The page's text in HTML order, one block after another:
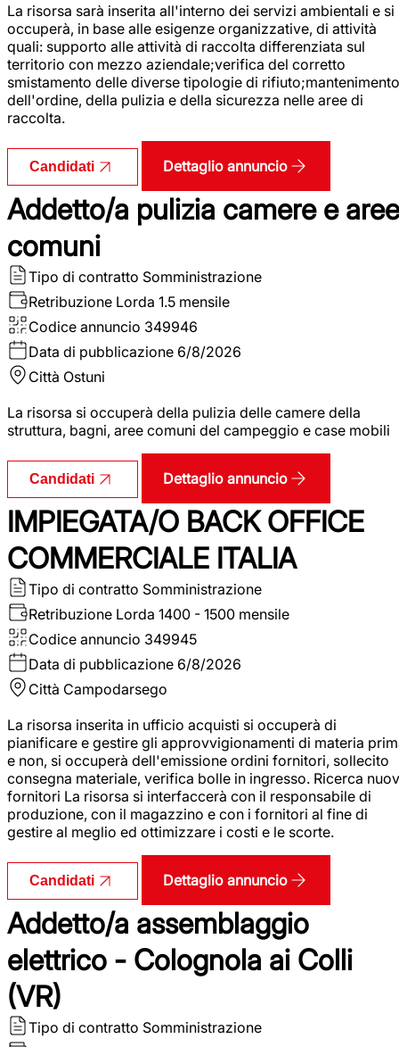
La risorsa sarà inserita all'interno dei servizi ambientali e si
occuperà, in base alle esigenze organizzative, di attività
quali: supporto alle attività di raccolta differenziata sul
territorio con mezzo aziendale;verifica del corretto
smistamento delle diverse tipologie di rifiuto;mantenimento
dell'ordine, della pulizia e della sicurezza nelle aree di
raccolta.
Candidati Dettaglio annuncio
Addetto/a pulizia camere e aree
comuni
Tipo di contratto Somministrazione
Retribuzione Lorda 1.5 mensile
Codice annuncio 349946
Data di pubblicazione 6/8/2026
Città Ostuni
La risorsa si occuperà della pulizia delle camere della
struttura, bagni, aree comuni del campeggio e case mobili
Candidati Dettaglio annuncio
IMPIEGATA/O BACK OFFICE
COMMERCIALE ITALIA
Tipo di contratto Somministrazione
Retribuzione Lorda 1400 - 1500 mensile
Codice annuncio 349945
Data di pubblicazione 6/8/2026
Città Campodarsego
La risorsa inserita in ufficio acquisti si occuperà di
pianificare e gestire gli approvvigionamenti di materia
e non, si occuperà dell'emissione ordini fornitori, sollecito
consegna materiale, verifica bolle in ingresso. Ricerca
fornitori La risorsa si interfaccerà con il responsabile di
produzione, con il magazzino e con i fornitori al fine di
gestire al meglio ed ottimizzare i costi e le scorte.
Candidati Dettaglio annuncio
Addetto/a assemblaggio
elettrico - Colognola ai Colli
(VR)
Tipo di contratto Somministrazione